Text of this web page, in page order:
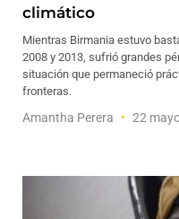
climático
Mientras Birmania estuvo
2008 y 2013, sufrió grandes
situación que permaneció
fronteras.
Amantha Perera 22